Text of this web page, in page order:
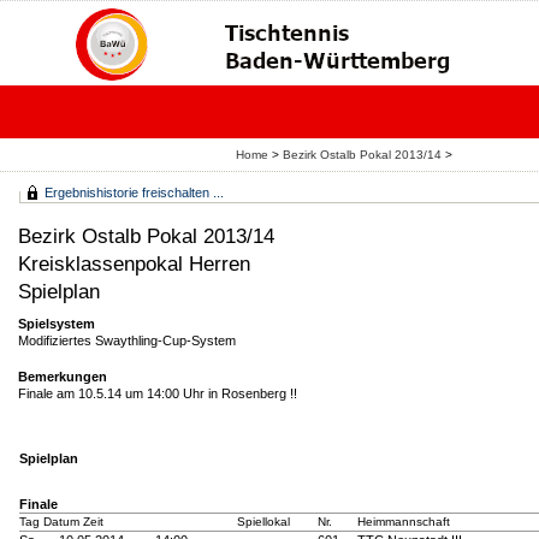
Home > Bezirk Ostalb Pokal 2013/14 >
Ergebnishistorie freischalten ...
Bezirk Ostalb Pokal 2013/14
Kreisklassenpokal Herren
Spielplan
Spielsystem
Modifiziertes Swaythling-Cup-System
Bemerkungen
Finale am 10.5.14 um 14:00 Uhr in Rosenberg !!
Spielplan
Finale
Tag Datum Zeit Spiellokal Nr. Heimmannschaft